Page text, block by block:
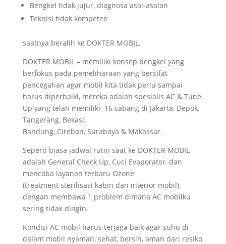
Bengkel tidak jujur, diagnosa asal-asalan
Teknisi tidak kompeten
saatnya beralih ke DOKTER MOBIL.
DOKTER MOBIL – memiliki konsep bengkel yang
berfokus pada pemeliharaan yang bersifat
pencegahan agar mobil kita tidak perlu sampai
harus diperbaiki, mereka adalah spesialis AC & Tune
Up yang telah memiliki 16 cabang di Jakarta, Depok,
Tangerang, Bekasi,
Bandung, Cirebon, Surabaya & Makassar.
Seperti biasa jadwal rutin saat ke DOKTER MOBIL
adalah General Check Up, Cuci Evaporator, dan
mencoba layanan terbaru Ozone
(treatment sterilisasi kabin dan interior mobil),
dengan membawa 1 problem dimana AC mobilku
sering tidak dingin.
Kondisi AC mobil harus terjaga baik agar suhu di
dalam mobil nyaman, sehat, bersih, aman dari resiko